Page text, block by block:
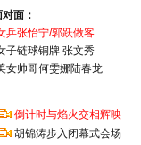
面：
乒张怡宁/郭跃做客
子链球铜牌 张文秀
女帅哥何雯娜陆春龙
倒计时与焰火交相辉映
胡锦涛步入闭幕式会场